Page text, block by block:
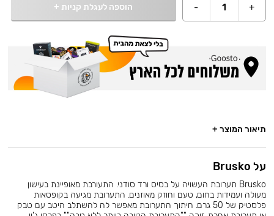
+
1
- הוספה לעגלת קניות +
תיאור המוצר +
על Brusko
Brusko תערובת העשויה על בסיס ורד סודני. התעורבת מאופיינת בעישון
מעולה ועמידות בחום, טעם וחוזק מאוזנים. התערובת מגיעה בקופסאות
פלסטיק של 50 גרם. חיתוך התערובת מאפשר לה להשתלב היטב עם טבק